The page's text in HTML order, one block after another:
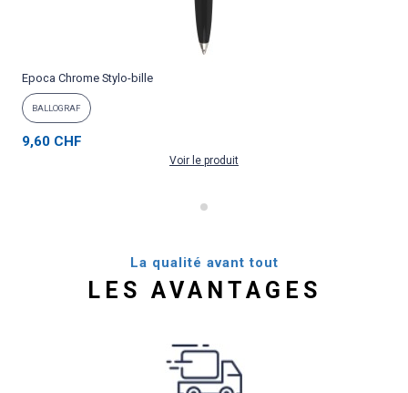
Epoca Chrome Stylo-bille
BALLOGRAF
9,60 CHF
Voir le produit
La qualité avant tout
LES AVANTAGES